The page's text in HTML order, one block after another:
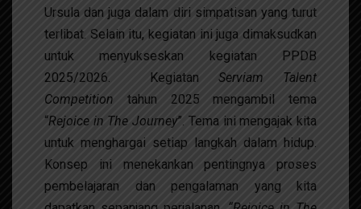
Ursula dan juga dalam diri simpatisan yang turut
terlibat. Selain itu, kegiatan ini juga dimaksudkan
untuk menyukseskan kegiatan PPDB
2025/2026. Kegiatan Serviam Talent
Competition
tahun 2025 mengambil tema
“Rejoice in The Journey”. Tema ini mengajak kita
untuk menghargai setiap langkah dalam hidup.
Konsep ini menekankan pentingnya proses
pembelajaran dan pengalaman yang kita